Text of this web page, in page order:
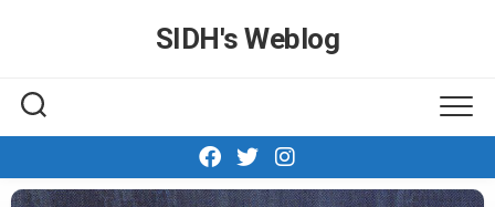
SIDH′s Weblog